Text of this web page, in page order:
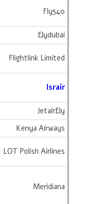
Fly540
flydubai
Flightlink Limited
Israir
Jetairfly
Kenya Airways
LOT Polish Airlines
Meridiana